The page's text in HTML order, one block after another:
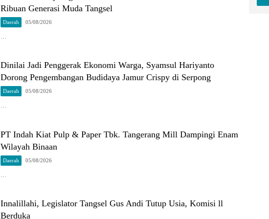
Ribuan Generasi Muda Tangsel
Daerah 05/08/2026
…
Dinilai Jadi Penggerak Ekonomi Warga, Syamsul Hariyanto
Dorong Pengembangan Budidaya Jamur Crispy di Serpong
Daerah 05/08/2026
…
PT Indah Kiat Pulp & Paper Tbk. Tangerang Mill Dampingi Enam
Wilayah Binaan
Daerah 05/08/2026
Innalillahi, Legislator Tangsel Gus Andi Tutup Usia, Komisi ll
Berduka